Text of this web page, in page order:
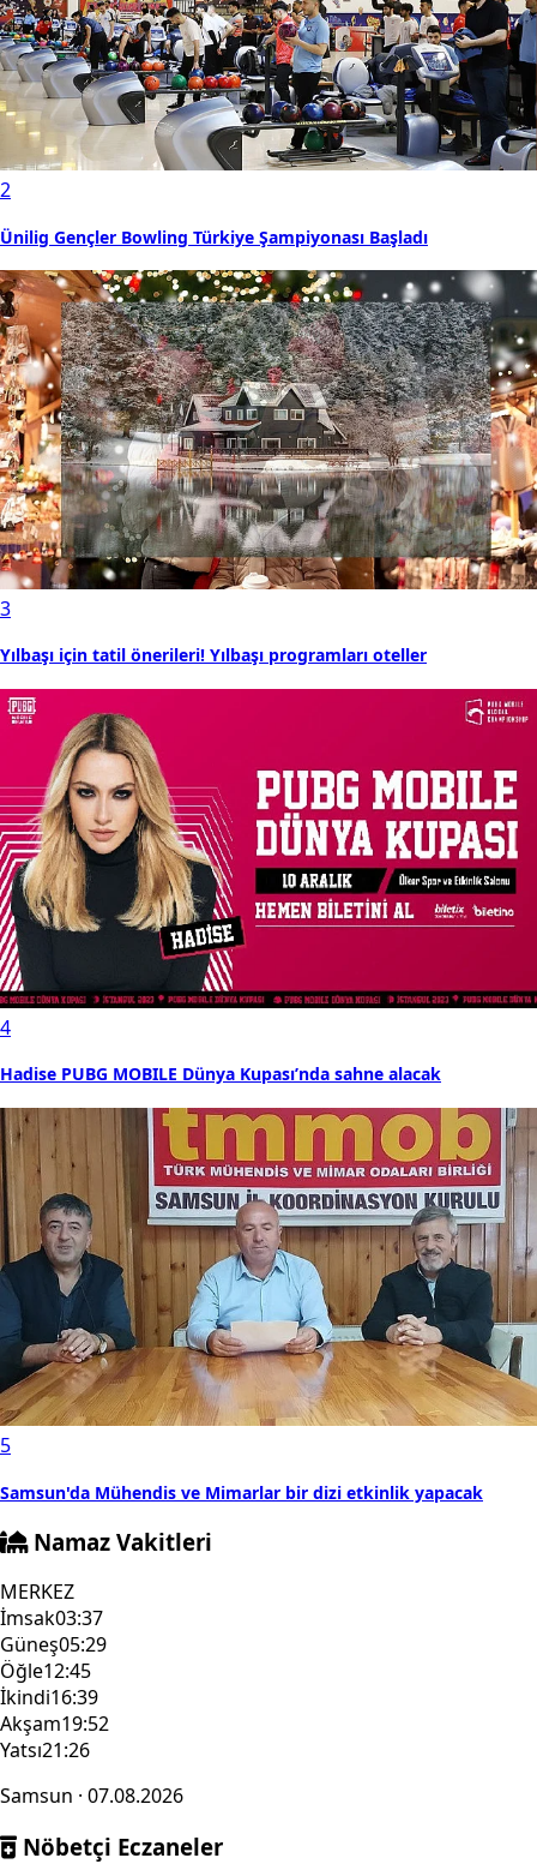
2
Ünilig Gençler Bowling Türkiye Şampiyonası Başladı
3
Yılbaşı için tatil önerileri! Yılbaşı programları oteller
4
Hadise PUBG MOBILE Dünya Kupası’nda sahne alacak
5
Samsun'da Mühendis ve Mimarlar bir dizi etkinlik yapacak
Namaz Vakitleri
MERKEZ
İmsak03:37
Güneş05:29
Öğle12:45
İkindi16:39
Akşam19:52
Yatsı21:26
Samsun · 07.08.2026
Nöbetçi Eczaneler